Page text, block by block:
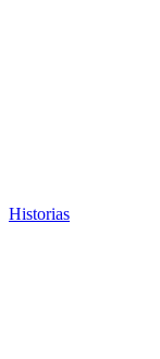
Historias